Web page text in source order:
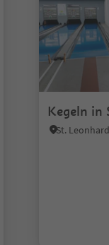
Kegeln in